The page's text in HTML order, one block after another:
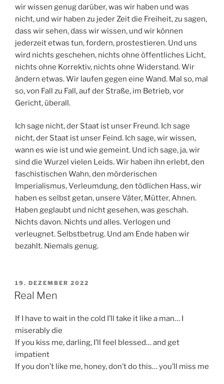
wir wissen genug darüber, was wir haben und was
nicht, und wir haben zu jeder Zeit die Freiheit, zu sagen,
dass wir sehen, dass wir wissen, und wir können
jederzeit etwas tun, fordern, prostestieren. Und uns
wird nichts geschehen, nichts ohne öffentliches Licht,
nichts ohne Korrektiv, nichts ohne Widerstand. Wir
ändern etwas. Wir laufen gegen eine Wand. Mal so, mal
so, von Fall zu Fall, auf der Straße, im Betrieb, vor
Gericht, überall.
Ich sage nicht, der Staat ist unser Freund. Ich sage
nicht, der Staat ist unser Feind. Ich sage, wir wissen,
wann es wie ist und wie gemeint. Und ich sage, ja, wir
sind die Wurzel vielen Leids. Wir haben ihn erlebt, den
faschistischen Wahn, den mörderischen
Imperialismus, Verleumdung, den tödlichen Hass, wir
haben es selbst getan, unsere Väter, Mütter, Ahnen.
Haben geglaubt und nicht gesehen, was geschah.
Nichts davon. Nichts und alles. Verlogen und
verleugnet. Selbstbetrug. Und am Ende haben wir
bezahlt. Niemals genug.
VERÖFFENTLICHT
AM
19. DEZEMBER 2022
Real Men
If I have to wait in the cold I’ll take it like a man… I
miserably die
If you kiss me, darling, I’ll feel blessed… and get
impatient
If you don’t like me, honey, don’t do this… you’ll miss me